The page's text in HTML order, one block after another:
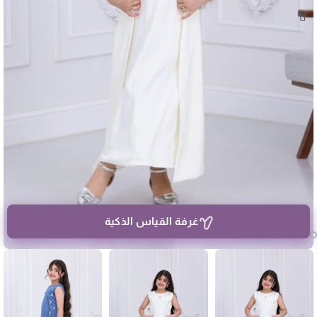
غرفة القياس الذكية